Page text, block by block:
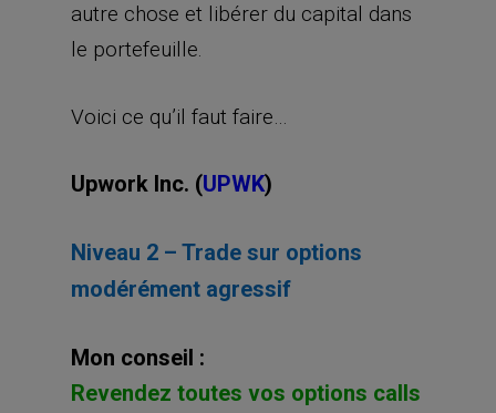
autre chose et libérer du capital dans
le portefeuille.
Voici ce qu’il faut faire…
Upwork Inc. (UPWK)
Niveau 2 – Trade sur options
modérément agressif
Mon conseil :
Revendez toutes vos options calls